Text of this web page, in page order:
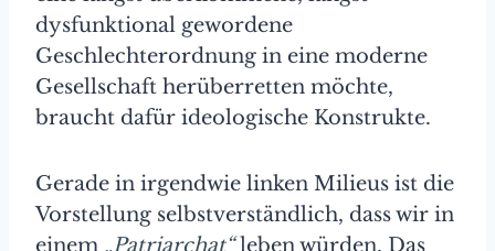
dysfunktional gewordene
Geschlechterordnung in eine moderne
Gesellschaft herüberretten möchte,
braucht dafür ideologische Konstrukte.
Gerade in irgendwie linken Milieus ist die
Vorstellung selbstverständlich, dass wir in
einem „Patriarchat“ leben würden. Das